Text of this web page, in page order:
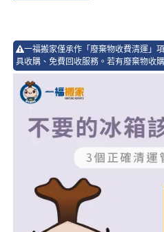
一福搬家僅承作「廢棄物收費清運」
具收購、免費回收服務。若有廢棄物收